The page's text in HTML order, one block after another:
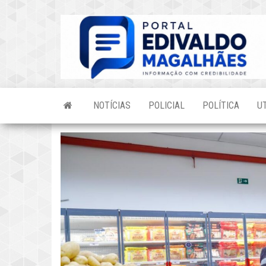
NOTÍCIAS POLICIAL POLÍTICA